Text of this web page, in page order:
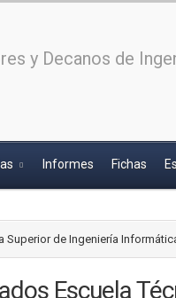
y Decanos de
Informes Fichas
Superior de Ingeniería
Escuela